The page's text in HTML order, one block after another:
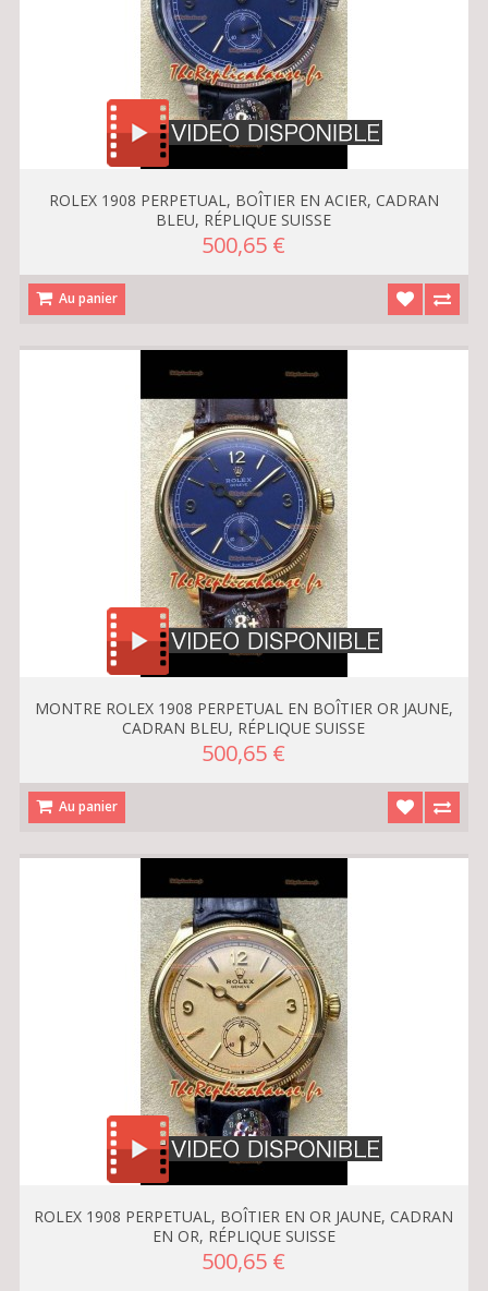
ROLEX 1908 PERPETUAL, BOÎTIER EN ACIER, CADRAN
BLEU, RÉPLIQUE SUISSE
500,65 €
Au panier
MONTRE ROLEX 1908 PERPETUAL EN BOÎTIER OR JAUNE,
CADRAN BLEU, RÉPLIQUE SUISSE
500,65 €
Au panier
ROLEX 1908 PERPETUAL, BOÎTIER EN OR JAUNE, CADRAN
EN OR, RÉPLIQUE SUISSE
500,65 €